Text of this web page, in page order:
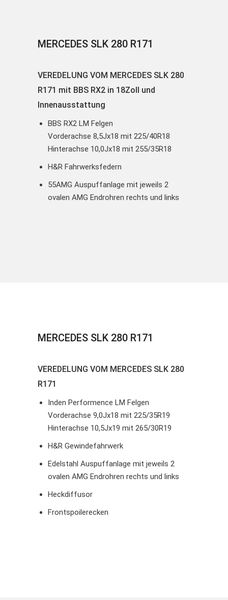
MERCEDES SLK 280 R171
VEREDELUNG VOM MERCEDES SLK 280
R171 mit BBS RX2 in 18Zoll und
Innenausstattung
BBS RX2 LM Felgen
Vorderachse 8,5Jx18 mit 225/40R18
Hinterachse 10,0Jx18 mit 255/35R18
H&R Fahrwerksfedern
55AMG Auspuffanlage mit jeweils 2
ovalen AMG Endrohren rechts und links
MERCEDES SLK 280 R171
VEREDELUNG VOM MERCEDES SLK 280
R171
Inden Performence LM Felgen
Vorderachse 9,0Jx18 mit 225/35R19
Hinterachse 10,5Jx19 mit 265/30R19
H&R Gewindefahrwerk
Edelstahl Auspuffanlage mit jeweils 2
ovalen AMG Endrohren rechts und links
Heckdiffusor
Frontspoilerecken